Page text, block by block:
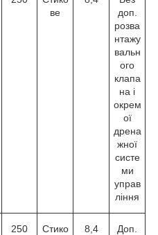
ве
доп.
розва
нтажу
вальн
ого
клапа
на і
окрем
ої
дрена
жної
систе
ми
управ
ління
250
Стико
8,4
Доп.